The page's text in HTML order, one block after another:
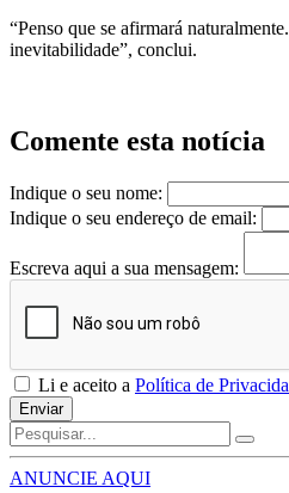
“Penso que se afirmará
inevitabilidade”, conclui.
Comente esta notícia
Indique o seu nome:
Indique o seu endereço de email:
Escreva aqui a sua mensagem:
Li e aceito a Política de
Enviar
ANUNCIE AQUI